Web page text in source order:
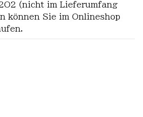
(nicht im Lieferumfang
können Sie im Onlineshop